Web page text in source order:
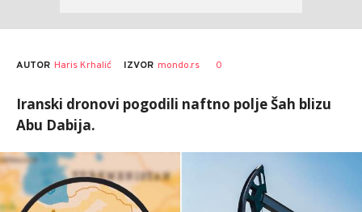
AUTOR Haris Krhalić IZVOR mondo.rs 0
Iranski dronovi pogodili naftno polje Šah blizu
Abu Dabija.